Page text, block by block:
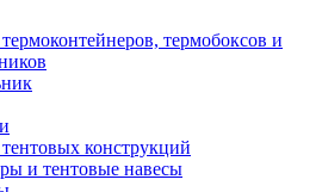
термобоксов и
конструкций
и тентовые навесы